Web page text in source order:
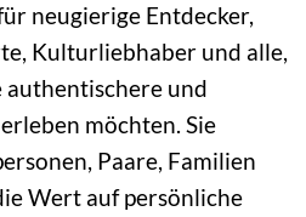
neugierige Entdecker,
Kulturliebhaber und alle,
authentischere und
möchten. Sie
Paare, Familien
Wert auf persönliche